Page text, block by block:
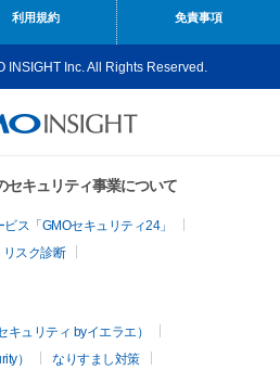
利用規約 免責事項
Inc. All Rights Reserved.
セキュリティ事業について
ス「GMOセキュリティ24」
スク診断
ュリティ byイエラエ）
）
なりすまし対策